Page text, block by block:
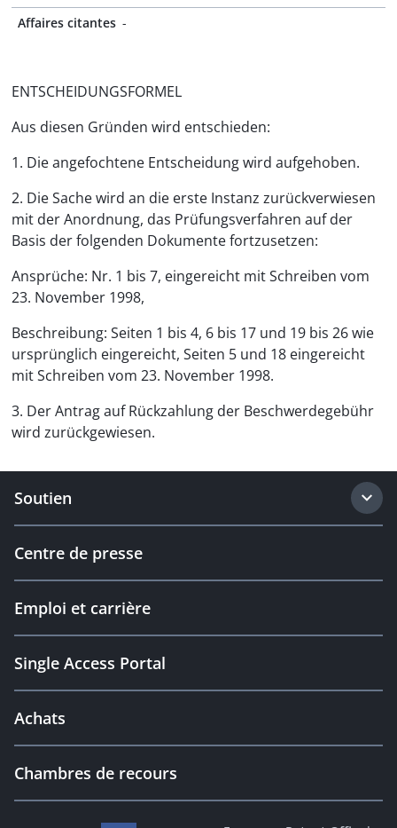
Affaires citantes -
ENTSCHEIDUNGSFORMEL
Aus diesen Gründen wird entschieden:
1. Die angefochtene Entscheidung wird aufgehoben.
2. Die Sache wird an die erste Instanz zurückverwiesen
mit der Anordnung, das Prüfungsverfahren auf der
Basis der folgenden Dokumente fortzusetzen:
Ansprüche: Nr. 1 bis 7, eingereicht mit Schreiben vom
23. November 1998,
Beschreibung: Seiten 1 bis 4, 6 bis 17 und 19 bis 26 wie
ursprünglich eingereicht, Seiten 5 und 18 eingereicht
mit Schreiben vom 23. November 1998.
3. Der Antrag auf Rückzahlung der Beschwerdegebühr
wird zurückgewiesen.
Soutien
Centre de presse
Emploi et carrière
Single Access Portal
Achats
Chambres de recours